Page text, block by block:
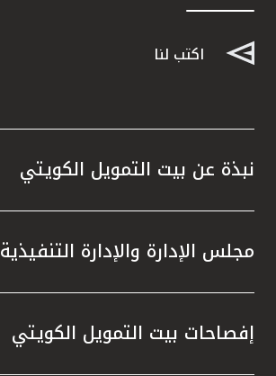
خدمات ما بعد البيع
اتصل بنا
مواقع الفروع وأجهزة الصرف الآلي
ألمانيا
اكتب لنا
نبذة عن بيت التمويل الكويتي
مجلس الإدارة والإدارة التنفيذية
إفصاحات بيت التمويل الكويتي